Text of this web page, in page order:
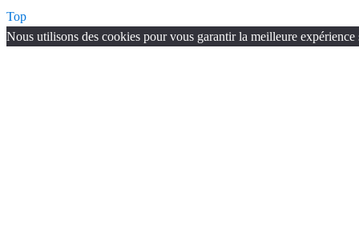
Top
Nous utilisons des cookies pour vous garantir la meilleure expérience